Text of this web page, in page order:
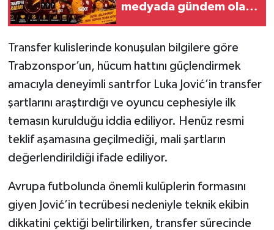
medyada gündem olan
Transfer kulislerinde konuşulan bilgilere göre
Trabzonspor’un, hücum hattını güçlendirmek
amacıyla deneyimli santrfor Luka Jović’in transfer
şartlarını araştırdığı ve oyuncu cephesiyle ilk
temasın kurulduğu iddia ediliyor. Henüz resmi
teklif aşamasına geçilmediği, mali şartların
değerlendirildiği ifade ediliyor.
Avrupa futbolunda önemli kulüplerin formasını
giyen Jović’in tecrübesi nedeniyle teknik ekibin
dikkatini çektiği belirtilirken, transfer sürecinde